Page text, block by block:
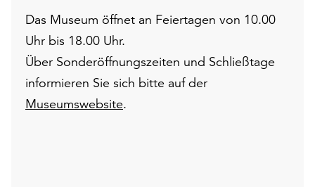
Das Museum öffnet an Feiertagen von 10.00
Uhr bis 18.00 Uhr.
Über Sonderöffnungszeiten und Schließtage
informieren Sie sich bitte auf der
Museumswebsite.